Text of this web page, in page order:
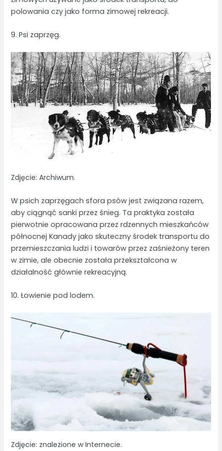
polowania czy jako forma zimowej rekreacji.
9. Psi zaprzęg.
Zdjęcie: Archiwum.
W psich zaprzęgach sfora psów jest związana razem,
aby ciągnąć sanki przez śnieg. Ta praktyka została
pierwotnie opracowana przez rdzennych mieszkańców
północnej Kanady jako skuteczny środek transportu do
przemieszczania ludzi i towarów przez zaśnieżony teren
w zimie, ale obecnie została przekształcona w
działalność głównie rekreacyjną.
10. Łowienie pod lodem.
Zdjęcie: znalezione w Internecie.